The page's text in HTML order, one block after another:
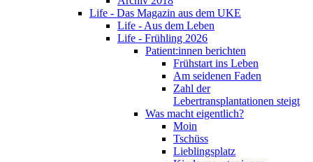
Life - Das Magazin aus dem UKE
Life - Aus dem Leben
Life - Frühling 2026
Patient:innen berichten
Frühstart ins Leben
Am seidenen Faden
Zahl der
Lebertransplantationen steigt
Was macht eigentlich?
Moin
Tschüss
Lieblingsplatz